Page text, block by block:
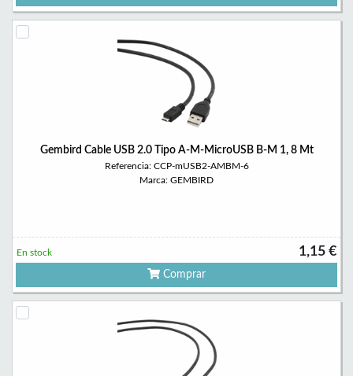
Gembird Cable USB 2.0 Tipo A-M-MicroUSB B-M 1, 8 Mt
Referencia: CCP-mUSB2-AMBM-6
Marca: GEMBIRD
1,15 €
En stock
Comprar